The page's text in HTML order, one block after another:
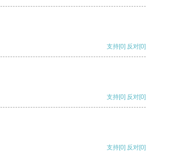
支持[0] 反对[0]
支持[0] 反对[0]
支持[0] 反对[0]